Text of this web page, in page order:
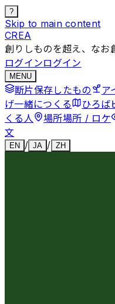
?
Skip to main content
CREA
創りしものを超え、なお
ログインログイン
MENU
断片保存したもの ア
げ一緒につくる ひろば
くる人
場所場所 / ロケ
文
EN / JA / ZH